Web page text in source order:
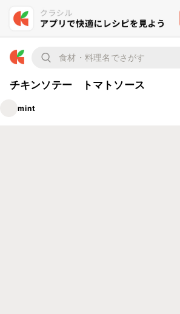
チキンソテー トマトソース
mint